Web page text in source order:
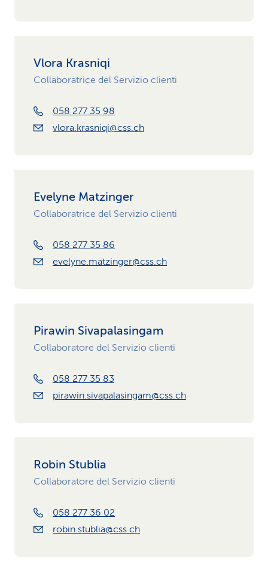
Vlora Krasniqi
Collaboratrice del Servizio clienti
058 277 35 98
vlora.krasniqi@css.ch
Evelyne Matzinger
Collaboratrice del Servizio clienti
058 277 35 86
evelyne.matzinger@css.ch
Pirawin Sivapalasingam
Collaboratore del Servizio clienti
058 277 35 83
pirawin.sivapalasingam@css.ch
Robin Stublia
Collaboratore del Servizio clienti
058 277 36 02
robin.stublia@css.ch